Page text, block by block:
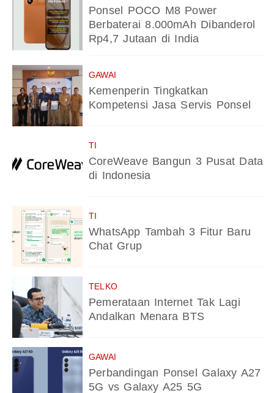
Ponsel POCO M8 Power
Berbaterai 8.000mAh Dibanderol
Rp4,7 Jutaan di India
GAWAI
Kemenperin Tingkatkan
Kompetensi Jasa Servis Ponsel
TI
CoreWeave Bangun 3 Pusat Data
di Indonesia
TI
WhatsApp Tambah 3 Fitur Baru
Chat Grup
TELKO
Pemerataan Internet Tak Lagi
Andalkan Menara BTS
GAWAI
Perbandingan Ponsel Galaxy A27
5G vs Galaxy A25 5G